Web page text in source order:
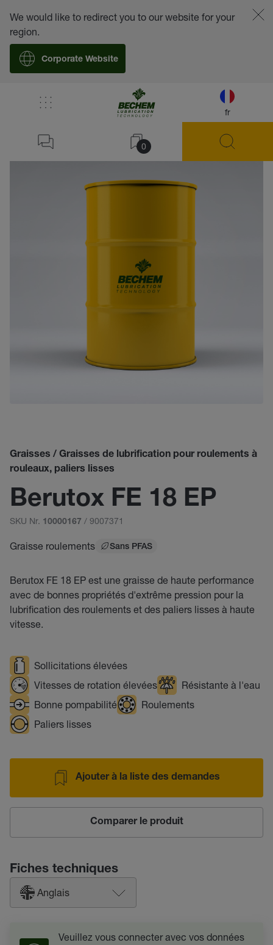
fr
0
We would like to redirect you to our website for your
region.
Corporate Website
Graisses / Graisses de lubrification pour roulements à
rouleaux, paliers lisses
Berutox FE 18 EP
SKU Nr. 10000167 / 9007371
Graisse roulements Sans PFAS
Berutox FE 18 EP est une graisse de haute performance
avec de bonnes propriétés d'extrême pression pour la
lubrification des roulements et des paliers lisses à haute
vitesse.
Sollicitations élevées
Vitesses de rotation élevées
Résistante à l'eau
Bonne pompabilité
Roulements
Paliers lisses
Ajouter à la liste des demandes
Comparer le produit
Fiches techniques
Anglais
Veuillez vous connecter avec vos données